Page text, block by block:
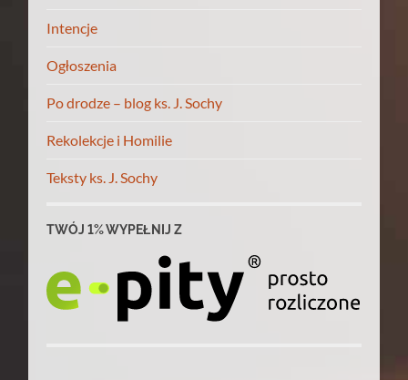
Intencje
Ogłoszenia
Po drodze – blog ks. J. Sochy
Rekolekcje i Homilie
Teksty ks. J. Sochy
TWÓJ 1% WYPEŁNIJ Z